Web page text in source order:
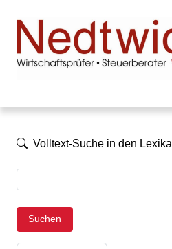
Volltext-Suche in den Lexika
Suchen